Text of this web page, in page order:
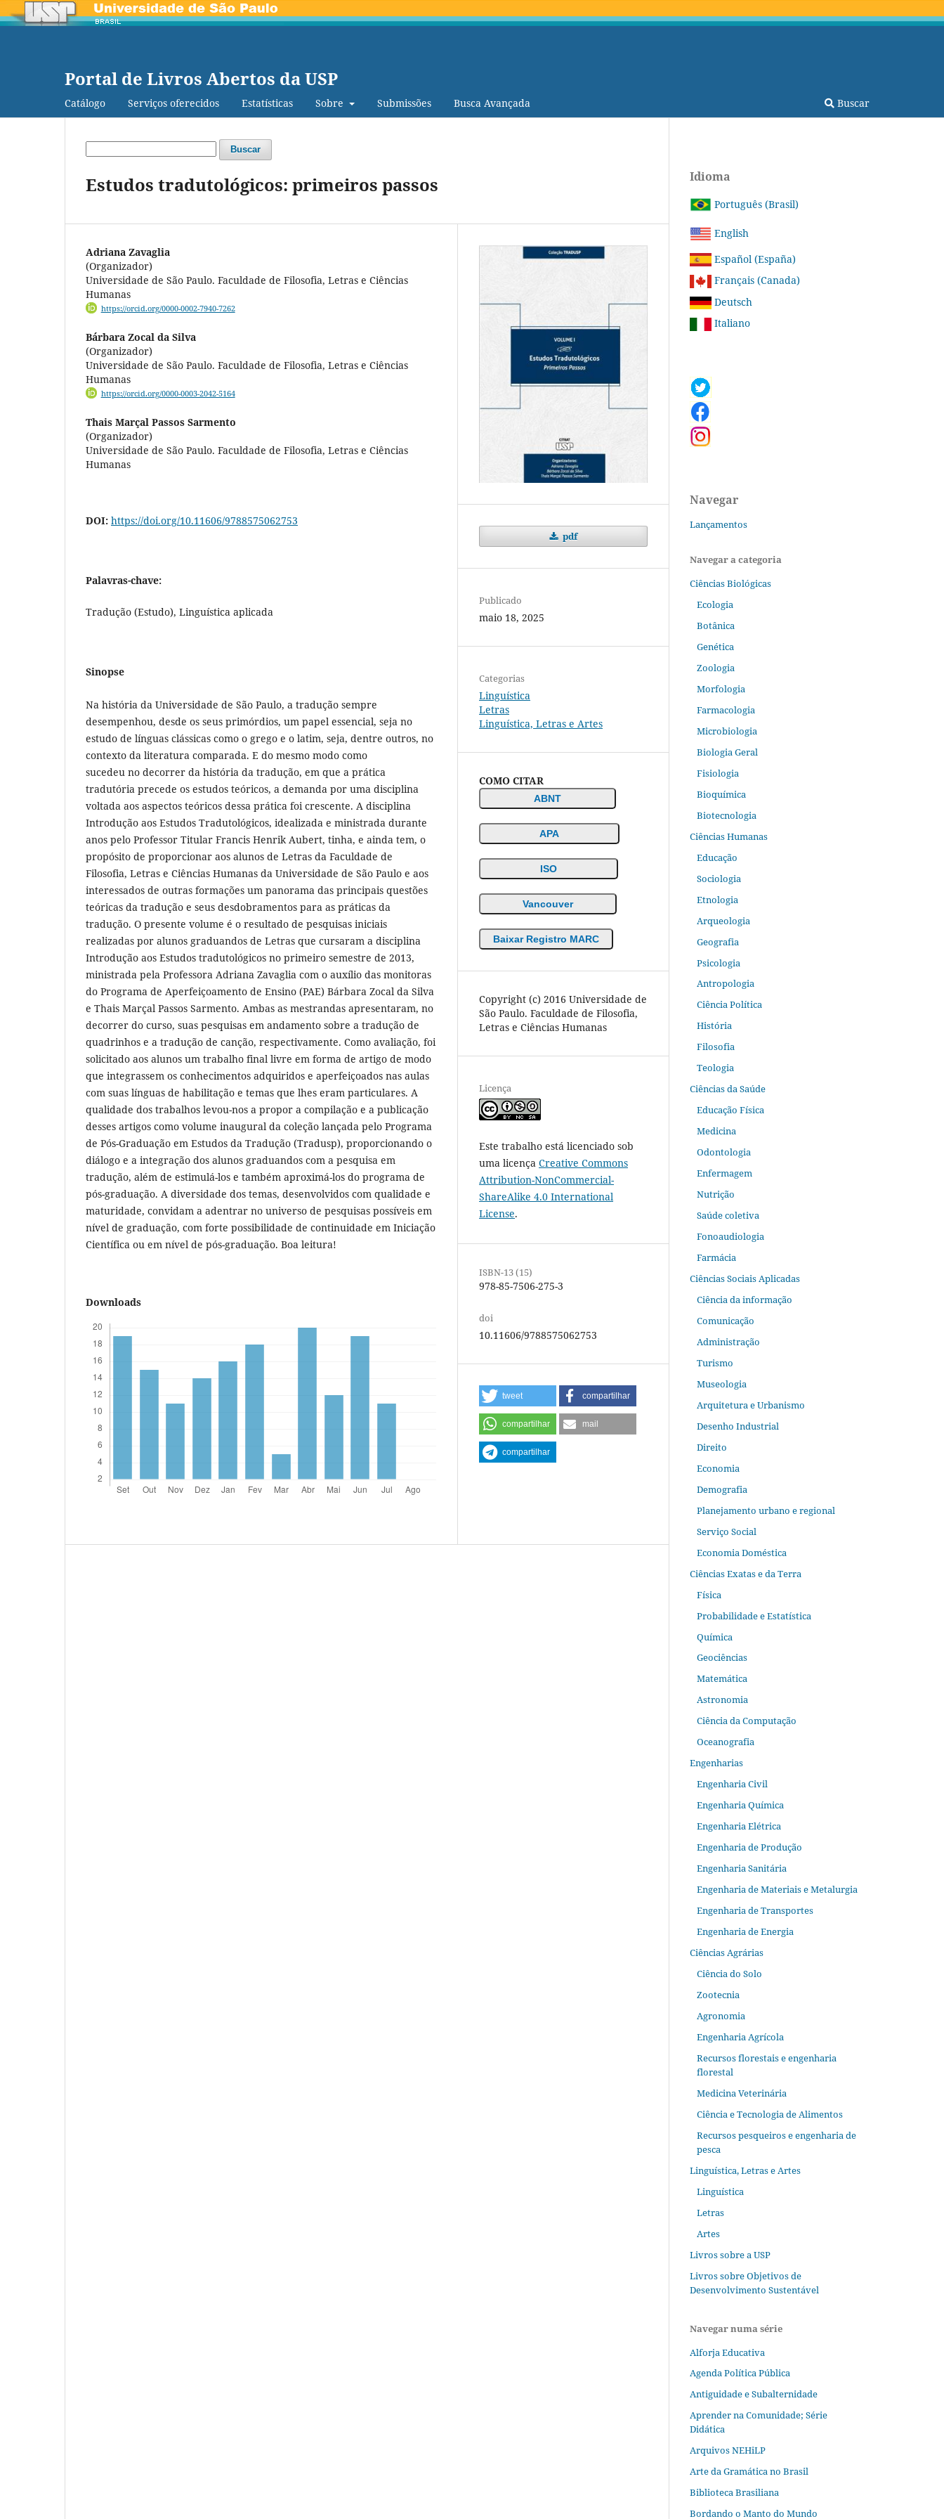
Portal de Livros Abertos da USP
Catálogo Serviços oferecidos Estatísticas Sobre Submissões Busca Avançada Buscar
Buscar
Estudos tradutológicos: primeiros passos
Adriana Zavaglia
(Organizador)
Universidade de São Paulo. Faculdade de Filosofia, Letras e Ciências
Humanas
https://orcid.org/0000-0002-7940-7262
Bárbara Zocal da Silva
(Organizador)
Universidade de São Paulo. Faculdade de Filosofia, Letras e Ciências
Humanas
https://orcid.org/0000-0003-2042-5164
Thais Marçal Passos Sarmento
(Organizador)
Universidade de São Paulo. Faculdade de Filosofia, Letras e Ciências
Humanas
DOI: https://doi.org/10.11606/9788575062753
Palavras-chave:
Tradução (Estudo), Linguística aplicada
Sinopse
Na história da Universidade de São Paulo, a tradução sempre
desempenhou, desde os seus primórdios, um papel essencial, seja no
estudo de línguas clássicas como o grego e o latim, seja, dentre outros, no
contexto da literatura comparada. E do mesmo modo como
sucedeu no decorrer da história da tradução, em que a prática
tradutória precede os estudos teóricos, a demanda por uma disciplina
voltada aos aspectos teóricos dessa prática foi crescente. A disciplina
Introdução aos Estudos Tradutológicos, idealizada e ministrada durante
anos pelo Professor Titular Francis Henrik Aubert, tinha, e ainda tem, o
propósito de proporcionar aos alunos de Letras da Faculdade de
Filosofia, Letras e Ciências Humanas da Universidade de São Paulo e aos
interessados de outras formações um panorama das principais questões
teóricas da tradução e seus desdobramentos para as práticas da
tradução. O presente volume é o resultado de pesquisas iniciais
realizadas por alunos graduandos de Letras que cursaram a disciplina
Introdução aos Estudos tradutológicos no primeiro semestre de 2013,
ministrada pela Professora Adriana Zavaglia com o auxílio das monitoras
do Programa de Aperfeiçoamento de Ensino (PAE) Bárbara Zocal da Silva
e Thais Marçal Passos Sarmento. Ambas as mestrandas apresentaram, no
decorrer do curso, suas pesquisas em andamento sobre a tradução de
quadrinhos e a tradução de canção, respectivamente. Como avaliação, foi
solicitado aos alunos um trabalho final livre em forma de artigo de modo
que integrassem os conhecimentos adquiridos e aperfeiçoados nas aulas
com suas línguas de habilitação e temas que lhes eram particulares. A
qualidade dos trabalhos levou-nos a propor a compilação e a publicação
desses artigos como volume inaugural da coleção lançada pelo Programa
de Pós-Graduação em Estudos da Tradução (Tradusp), proporcionando o
diálogo e a integração dos alunos graduandos com a pesquisa em
tradução, além de estimulá-los e também aproximá-los do programa de
pós-graduação. A diversidade dos temas, desenvolvidos com qualidade e
maturidade, convidam a adentrar no universo de pesquisas possíveis em
nível de graduação, com forte possibilidade de continuidade em Iniciação
Científica ou em nível de pós-graduação. Boa leitura!
Downloads
pdf
Publicado
maio 18, 2025
Categorias
Linguística
Letras
Linguística, Letras e Artes
COMO CITAR
ABNT
APA
ISO
Vancouver
Baixar Registro MARC
Copyright (c) 2016 Universidade de
São Paulo. Faculdade de Filosofia,
Letras e Ciências Humanas
Licença
Este trabalho está licenciado sob
uma licença Creative Commons
Attribution-NonCommercial-
ShareAlike 4.0 International
License.
ISBN-13 (15)
978-85-7506-275-3
doi
10.11606/9788575062753
tweet compartilhar
compartilhar mail
compartilhar
Idioma
Português (Brasil)
English
Español (España)
Français (Canada)
Deutsch
Italiano
Navegar
Lançamentos
Navegar a categoria
Ciências Biológicas
Ecologia
Botânica
Genética
Zoologia
Morfologia
Farmacologia
Microbiologia
Biologia Geral
Fisiologia
Bioquímica
Biotecnologia
Ciências Humanas
Educação
Sociologia
Etnologia
Arqueologia
Geografia
Psicologia
Antropologia
Ciência Política
História
Filosofia
Teologia
Ciências da Saúde
Educação Física
Medicina
Odontologia
Enfermagem
Nutrição
Saúde coletiva
Fonoaudiologia
Farmácia
Ciências Sociais Aplicadas
Ciência da informação
Comunicação
Administração
Turismo
Museologia
Arquitetura e Urbanismo
Desenho Industrial
Direito
Economia
Demografia
Planejamento urbano e regional
Serviço Social
Economia Doméstica
Ciências Exatas e da Terra
Física
Probabilidade e Estatística
Química
Geociências
Matemática
Astronomia
Ciência da Computação
Oceanografia
Engenharias
Engenharia Civil
Engenharia Química
Engenharia Elétrica
Engenharia de Produção
Engenharia Sanitária
Engenharia de Materiais e Metalurgia
Engenharia de Transportes
Engenharia de Energia
Ciências Agrárias
Ciência do Solo
Zootecnia
Agronomia
Engenharia Agrícola
Recursos florestais e engenharia
florestal
Medicina Veterinária
Ciência e Tecnologia de Alimentos
Recursos pesqueiros e engenharia de
pesca
Linguística, Letras e Artes
Linguística
Letras
Artes
Livros sobre a USP
Livros sobre Objetivos de
Desenvolvimento Sustentável
Navegar numa série
Alforja Educativa
Agenda Política Pública
Antiguidade e Subalternidade
Aprender na Comunidade; Série
Didática
Arquivos NEHiLP
Arte da Gramática no Brasil
Biblioteca Brasiliana
Bordando o Manto do Mundo